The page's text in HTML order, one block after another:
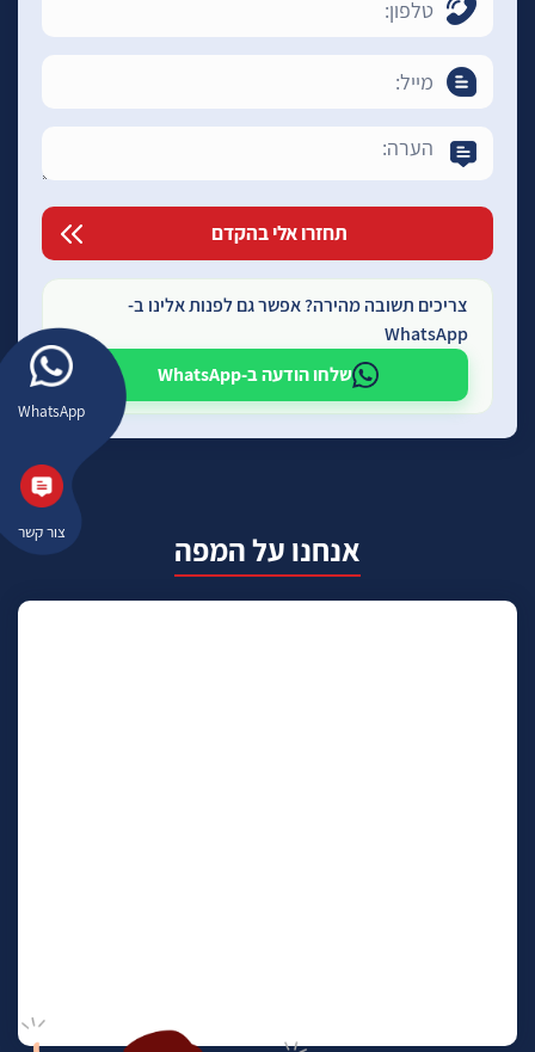
WhatsApp
צור קשר
צריכים תשובה מהירה? אפשר גם לפנות אלינו ב-
WhatsApp
שלחו הודעה ב-WhatsApp
אנחנו על המפה